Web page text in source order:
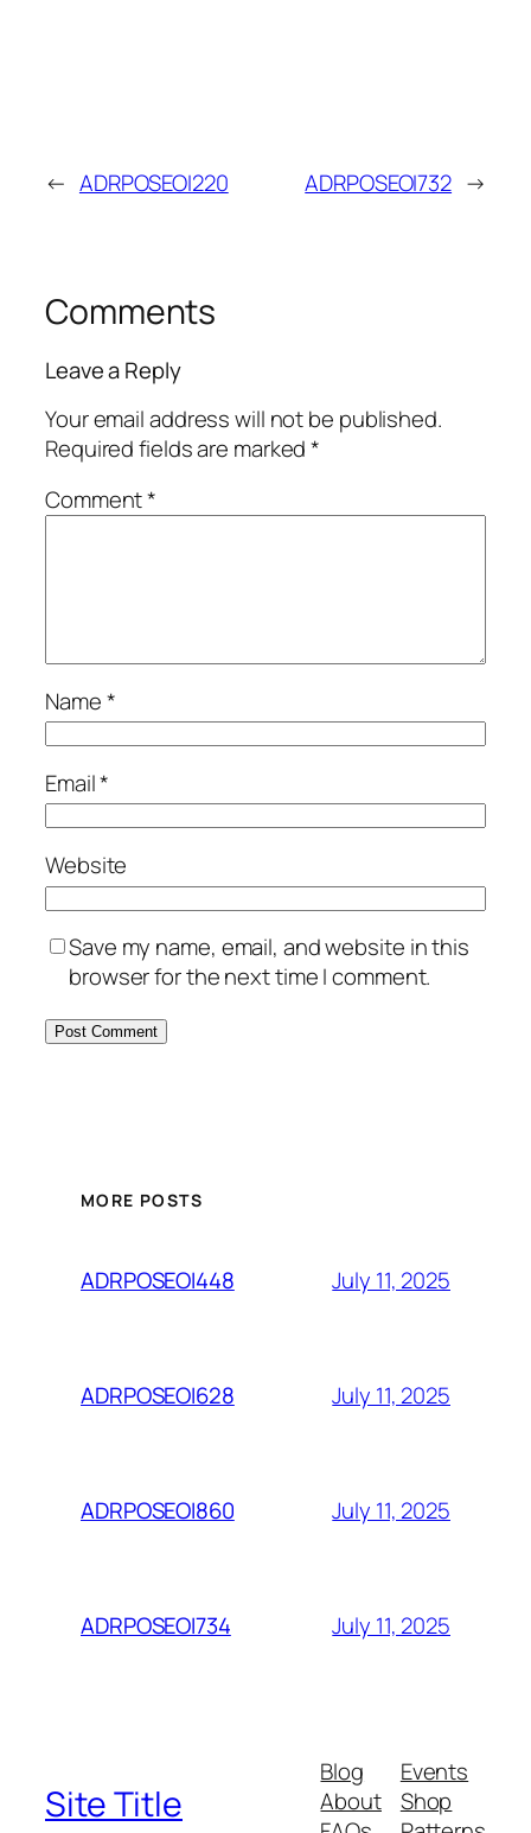
← ADRPOSEOI220 ADRPOSEOI732 →
Comments
Leave a Reply
Your email address will not be published.
Required fields are marked*
Comment*
Name*
Email*
Website
Save my name, email, and website in this
browser for the next time I comment.
MORE POSTS
ADRPOSEOI448 July 11, 2025
ADRPOSEOI628 July 11, 2025
ADRPOSEOI860 July 11, 2025
ADRPOSEOI734 July 11, 2025
Site Title
Blog
About
Events
Shop